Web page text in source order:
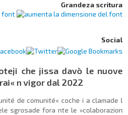
Grandeza scritura
Social
che jissa davò le nuove
n vigor dal 2022
de comunité« coche i a clamade l
sgrosade fora nte le »colaborazion